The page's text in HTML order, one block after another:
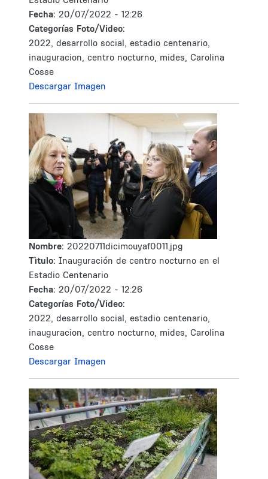
Fecha: 20/07/2022 - 12:26
Categorías Foto/Video:
2022, desarrollo social, estadio centenario,
inauguracion, centro nocturno, mides, Carolina
Cosse
Descargar Imagen
Nombre: 20220711dicimouyaf0011.jpg
Tìtulo: Inauguración de centro nocturno en el
Estadio Centenario
Fecha: 20/07/2022 - 12:26
Categorías Foto/Video:
2022, desarrollo social, estadio centenario,
inauguracion, centro nocturno, mides, Carolina
Cosse
Descargar Imagen